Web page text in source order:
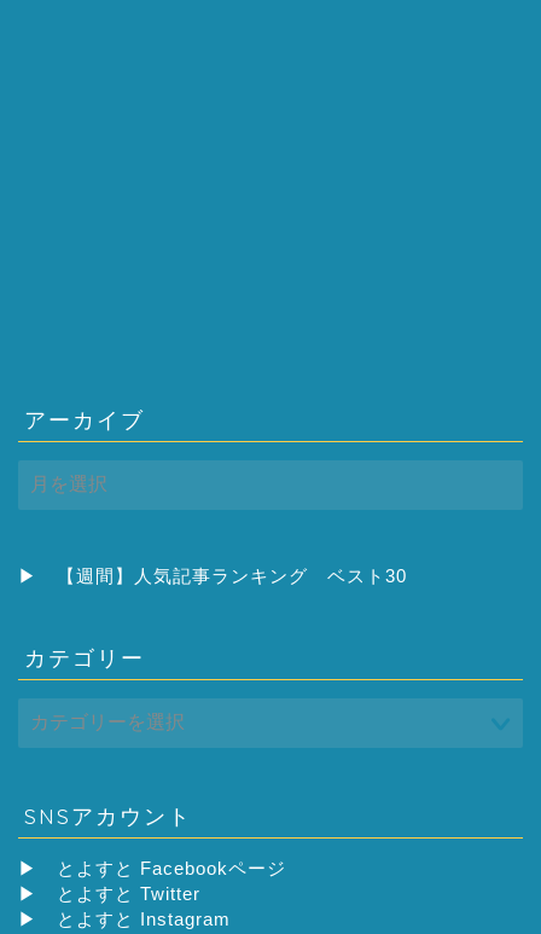
アーカイブ
ー
ブ
▶ 【週間】人気記事ランキング ベスト30
カテゴリー
SNSアカウント
▶
とよすと Facebookページ
▶
とよすと Twitter
▶
とよすと Instagram